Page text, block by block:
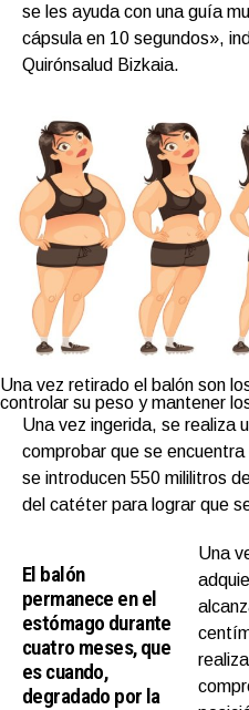
se les ayuda con una guía
cápsula en 10 segundos»,
Quirónsalud Bizkaia.
Una vez retirado el balón son
controlar su peso y mantener
Una vez ingerida, se realiza
comprobar que se
se introducen 550 mililitros
del catéter para lograr que
El balón
permanece en el
estómago durante
cuatro meses, que
es cuando,
degradado por la
Una